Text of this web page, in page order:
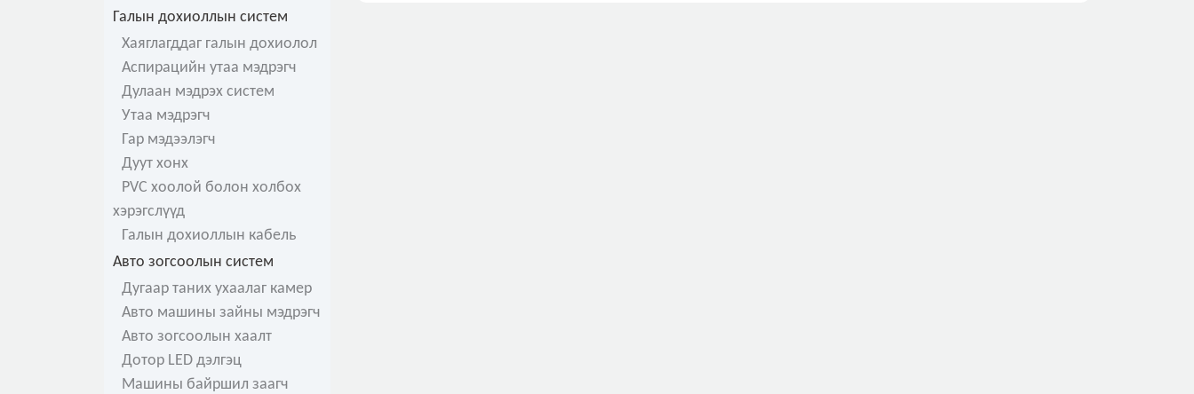
Галын дохиоллын систем
Хаяглагддаг галын дохиолол
Аспирацийн утаа мэдрэгч
Дулаан мэдрэх систем
Утаа мэдрэгч
Гар мэдээлэгч
Дуут хонх
PVC хоолой болон холбох
хэрэгслүүд
Галын дохиоллын кабель
Авто зогсоолын систем
Дугаар таних ухаалаг камер
Авто машины зайны мэдрэгч
Авто зогсоолын хаалт
Дотор LED дэлгэц
Машины байршил заагч